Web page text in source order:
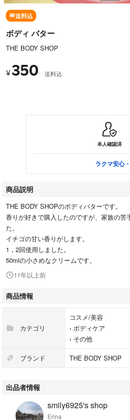
送料込
ボディ バター
THE BODY SHOP
¥350 送料込
本人確認済
ラクマ安心
商品説明
THE BODY SHOPのボディバターです。
香りが好きで購入したのですが、家族の苦
た。
イチゴの甘い香りがします。
1，2回使用しました。
50mlの小さめなクリームです。
11年以上前
商品情報
カテゴリ
コスメ/美容
› ボディケア
› その他
ブランド THE BODY SHOP
出品者情報
smily6925's shop
Erina